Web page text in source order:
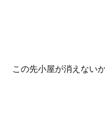
この先小屋が消えない